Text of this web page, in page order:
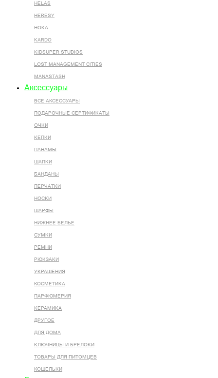
HELAS
HERESY
HOKA
KARDO
KIDSUPER STUDIOS
LOST MANAGEMENT CITIES
MANASTASH
Аксессуары
ВСЕ AКСЕССУАРЫ
ПОДАРОЧНЫЕ СЕРТИФИКАТЫ
ОЧКИ
КЕПКИ
ПАНАМЫ
ШАПКИ
БАНДАНЫ
ПЕРЧАТКИ
НОСКИ
ШАРФЫ
НИЖНЕЕ БЕЛЬЕ
СУМКИ
РЕМНИ
РЮКЗАКИ
УКРАШЕНИЯ
КОСМЕТИКА
ПАРФЮМЕРИЯ
КЕРАМИКА
ДРУГОЕ
ДЛЯ ДОМА
КЛЮЧНИЦЫ И БРЕЛОКИ
ТОВАРЫ ДЛЯ ПИТОМЦЕВ
КОШЕЛЬКИ